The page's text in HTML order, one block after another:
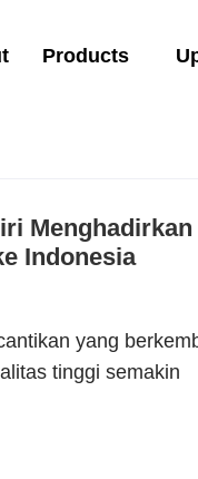
Products
Indonesia
yang
tinggi semakin